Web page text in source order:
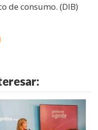
de consumo. (DIB)